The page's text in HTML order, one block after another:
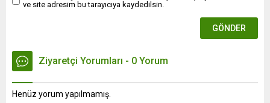
ve site adresim bu tarayıcıya kaydedilsin.
Ziyaretçi Yorumları - 0 Yorum
Henüz yorum yapılmamış.